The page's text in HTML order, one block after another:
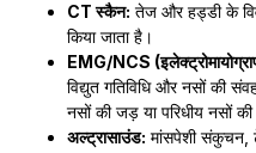
CT स्कैन: तेज और हड्डी के
किया जाता है।
EMG/NCS
विद्युत गतिविधि और नसों की
नसों की जड़ या परिधीय नसों
अल्ट्रासाउंड: मांसपेशी संकुचन,